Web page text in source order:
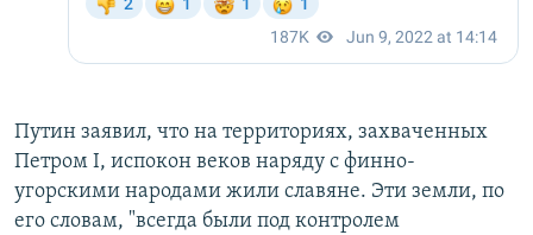
Путин заявил, что на территориях, захваченных
Петром I, испокон веков наряду с финно-
угорскими народами жили славяне. Эти земли, по
его словам, "всегда были под контролем